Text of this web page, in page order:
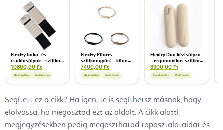
Flexity boka- és
csuklósúlyok – szilikon
csukló- és bokasúlyok,
2 kg/pár
10800,00 Ft
Bestseller Raktáron
Flexity Pilates
szilikongyűrű – könnyű
ellenállású
pilatesgyűrű, 34 cm
7400,00 Ft
Bestseller Raktáron
Flexity Duo kézisúlyzó
– ergonomikus szilikon
súlyzók pilateshez és
funkcionális edzéshez,
1,5 kg
8900,00 Ft
Bestseller Raktáron
Segített ez a cikk? Ha igen, te is segíthetsz másnak, hogy
elolvassa, ha megosztod ezt az oldalt. A cikk alatti
megjegyzésekben pedig megoszthatod tapasztalataidat és